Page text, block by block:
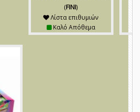
(FINI)
Λίστα επιθυμιών
Καλό Απόθεμα